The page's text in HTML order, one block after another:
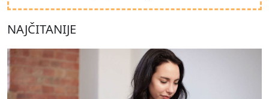
NAJČITANIJE